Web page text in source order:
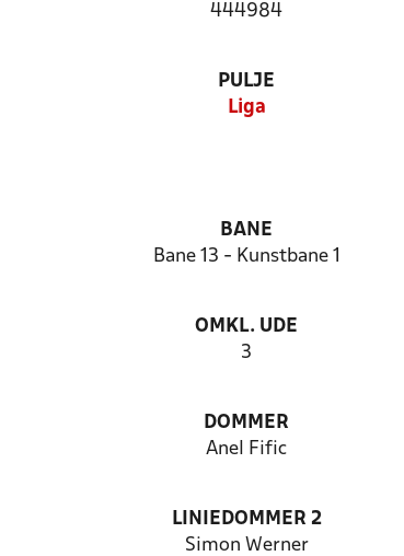
444984
PULJE
Liga
BANE
Bane 13 - Kunstbane 1
OMKL. UDE
3
DOMMER
Anel Fific
LINIEDOMMER 2
Simon Werner